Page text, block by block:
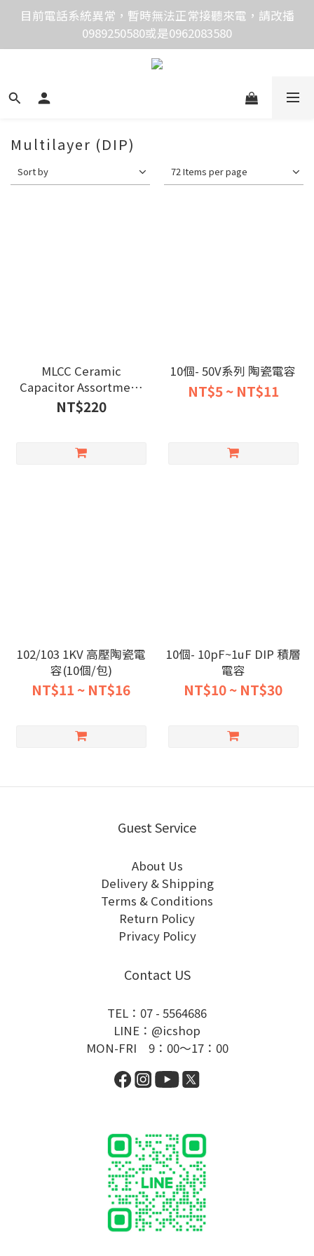
價格均含稅，下單享優惠！歡迎大量採購，由專人提供
專案報價。
目前電話系統異常，暫時無法正常接聽來電，請改播
0989250580或是0962083580
價格均含稅，下單享優惠！歡迎大量採購，由專人提供
Multilayer (DIP)
Sort by 72 Items per page
MLCC Ceramic
Capacitor Assortment
Kit 10pF–10μF (24-
Value/480 pcs)
NT$220
10個- 50V系列 陶瓷電容
NT$5 ~ NT$11
102/103 1KV 高壓陶瓷電
容(10個/包)
NT$11 ~ NT$16
10個- 10pF~1uF DIP 積層
電容
NT$10 ~ NT$30
Guest Service
About Us
Delivery & Shipping
Terms & Conditions
Return Policy
Privacy Policy
Contact US
TEL：07 - 5564686
LINE：@icshop
MON-FRI 9：00～17：00